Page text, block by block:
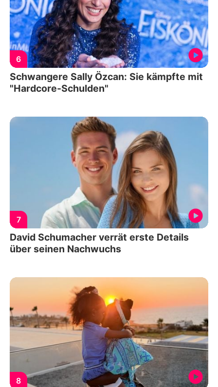
6
Schwangere Sally Özcan: Sie kämpfte mit
"Hardcore-Schulden"
7
David Schumacher verrät erste Details
über seinen Nachwuchs
8